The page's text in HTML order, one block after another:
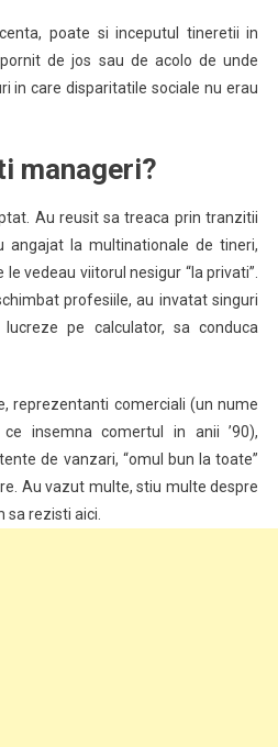
poate si inceputul tineretii in
de jos sau de acolo de unde
in care disparitatile sociale nu erau
manageri?
Au reusit sa treaca prin tranzitii
angajat la multinationale de tineri,
vedeau viitorul nesigur “la privati”.
profesiile, au invatat singuri
pe calculator, sa conduca
reprezentanti comerciali (un nume
insemna comertul in anii ’90),
de vanzari, “omul bun la toate”
Au vazut multe, stiu multe despre
sa rezisti aici.